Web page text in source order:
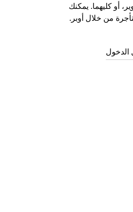
أو كليهما. يمكنك
من خلال أوبر.